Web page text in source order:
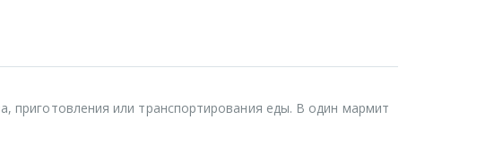
приготовления или транспортирования еды. В один мармит